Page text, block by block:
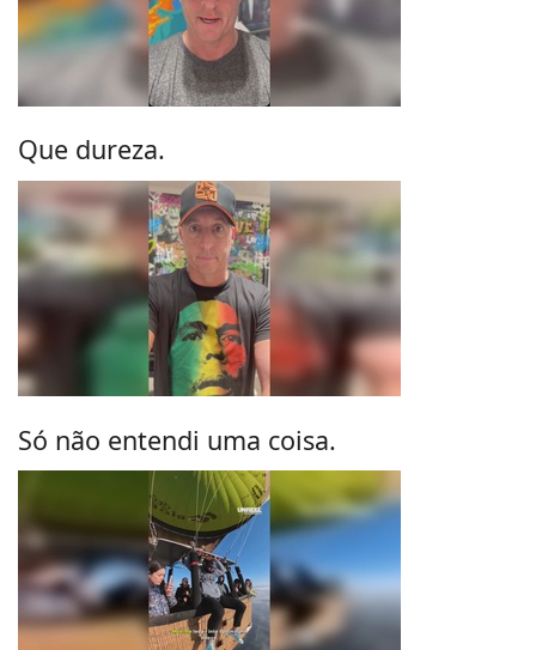
Que dureza.
Só não entendi uma coisa.